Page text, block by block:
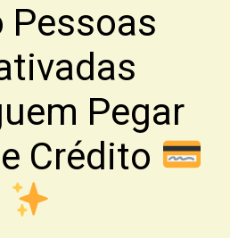
Pessoas
Pegar
Crédito